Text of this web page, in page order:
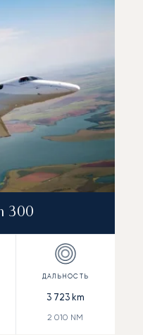
300
3 723km
2 010 NM